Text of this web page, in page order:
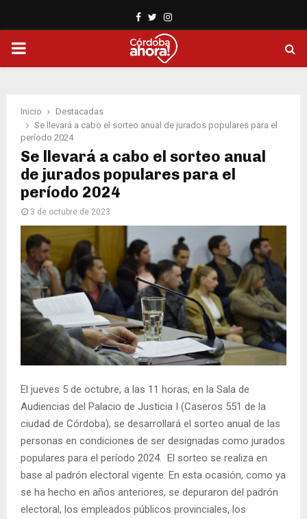
Facebook
TwitterInstagram
PRIMARY
Inicio
Destacadas
Se llevará a cabo el sorteo anual de jurados populares para el
período 2024
Se llevará a cabo el sorteo anual
de jurados populares para el
período 2024
3 de octubre de 2023
El jueves 5 de octubre, a las 11 horas, en la Sala de
Audiencias del Palacio de Justicia I (Caseros 551 de la
ciudad de Córdoba), se desarrollará el sorteo anual de las
personas en condiciones de ser designadas como jurados
populares para el período 2024. El sorteo se realiza en
base al padrón electoral vigente. En esta ocasión, como ya
se ha hecho en años anteriores, se depuraron del padrón
electoral, los empleados públicos provinciales, los